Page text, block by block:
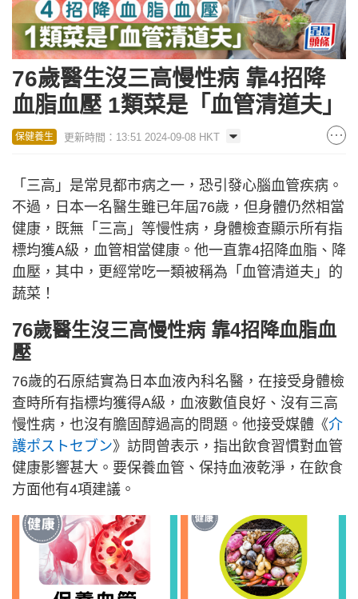
76歲醫生沒三高慢性病 靠4招降
血脂血壓 1類菜是「血管清道夫」
保健養生 更新時間：13:51 2024-09-08 HKT
「三高」是常見都市病之一，恐引發心腦血管疾病。
不過，日本一名醫生雖已年屆76歲，但身體仍然相當
健康，既無「三高」等慢性病，身體檢查顯示所有指
標均獲A級，血管相當健康。他一直靠4招降血脂、降
血壓，其中，更經常吃一類被稱為「血管清道夫」的
蔬菜！
76歲醫生沒三高慢性病 靠4招降血脂血
壓
76歲的石原結實為日本血液內科名醫，在接受身體檢
查時所有指標均獲得A級，血液數值良好、沒有三高
慢性病，也沒有膽固醇過高的問題。他接受媒體《介
護ポストセブン》訪問曾表示，指出飲食習慣對血管
健康影響甚大。要保養血管、保持血液乾淨，在飲食
方面他有4項建議。